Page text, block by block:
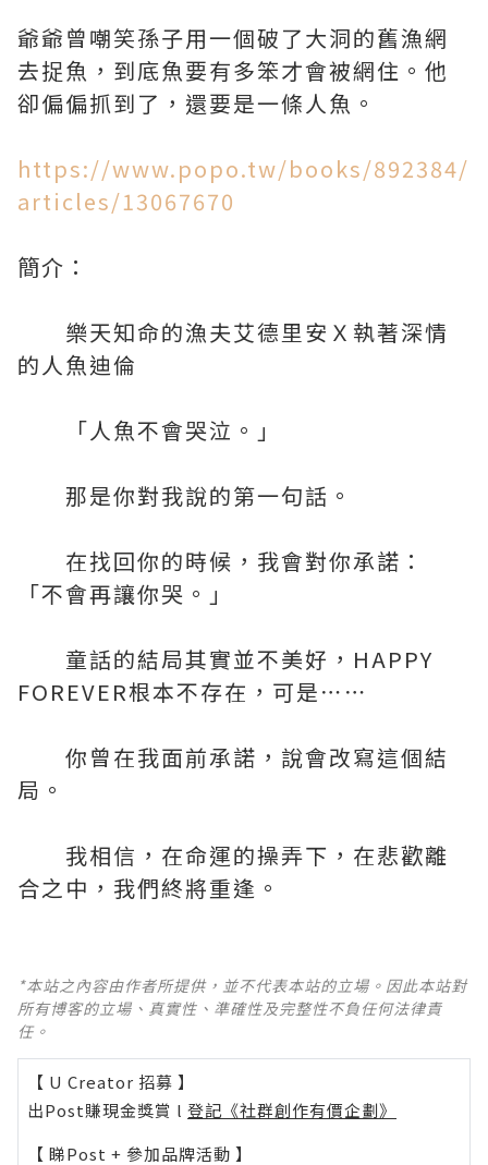
爺爺曾嘲笑孫子用一個破了大洞的舊漁網
去捉魚，到底魚要有多笨才會被網住。他
卻偏偏抓到了，還要是一條人魚。
https://www.popo.tw/books/892384/
articles/13067670
簡介：
樂天知命的漁夫艾德里安Ｘ執著深情
的人魚迪倫
「人魚不會哭泣。」
那是你對我說的第一句話。
在找回你的時候，我會對你承諾：
「不會再讓你哭。」
童話的結局其實並不美好，HAPPY
FOREVER根本不存在，可是⋯⋯
你曾在我面前承諾，說會改寫這個結
局。
我相信，在命運的操弄下，在悲歡離
合之中，我們終將重逢。
*本站之內容由作者所提供，並不代表本站的立場。因此本站對
所有博客的立場、真實性、準確性及完整性不負任何法律責
任。
【 U Creator 招募 】
出Post賺現金獎賞 l 登記《社群創作有價企劃》
【 睇Post + 參加品牌活動 】